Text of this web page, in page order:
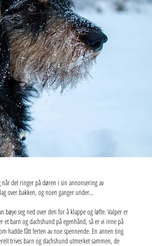
det ringer på døren i sin annonsering av
over bakken, og noen ganger under...
seg ned over den for å klappe og løfte. Valper er
barn og dachshund på egenhånd, så er vi inne på
hadde fått ferten av noe spennende. En annen ting
trives barn og dachshund utmerket sammen, de